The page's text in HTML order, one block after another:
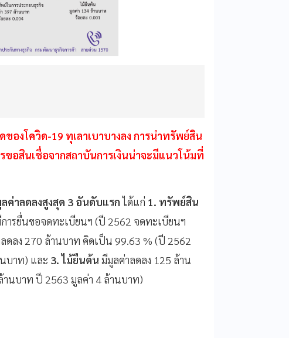
องโควิด-19 ทุเลาเบาบางลง การนำทรัพย์สิน
ขอสินเชื่อจากสถาบันการเงินน่าจะมีแนวโน้มที่
าลดลงสูงสุด 3 อันดับแรกได้แก่ 1. ทรัพย์สิน
ารยื่นขอจดทะเบียนฯ (ปี 2562 จดทะเบียนฯ
ดลง 270 ล้านบาท คิดเป็น 99.63 % (ปี 2562
บาท) และ 3. ไม้ยืนต้น มีมูลค่าลดลง 125 ล้าน
นบาท ปี 2563 มูลค่า 4 ล้านบาท)